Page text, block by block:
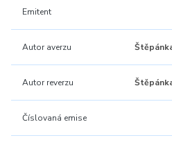
Emitent
Autor averzu
Autor reverzu
Číslovaná emise